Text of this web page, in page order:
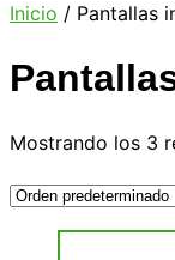
Inicio / Pantallas
Mostrando los 3